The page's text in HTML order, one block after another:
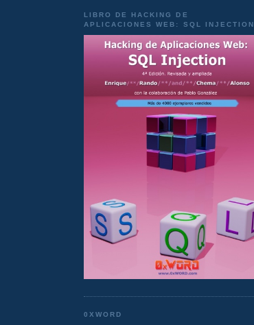
LIBRO DE HACKING DE
APLICACIONES WEB: SQL INJECTION
0XWORD